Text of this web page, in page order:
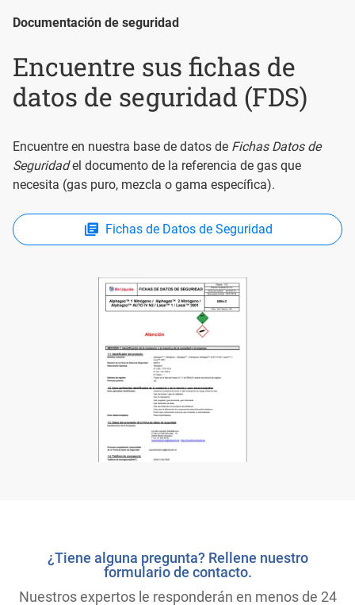
Documentación de seguridad
Encuentre sus fichas de
datos de seguridad (FDS)
Encuentre en nuestra base de datos de Fichas Datos de
Seguridadel documento de la referencia de gas que
necesita (gas puro, mezcla o gama específica).
Fichas de Datos de Seguridad
¿Tiene alguna pregunta? Rellene nuestro
formulario de contacto.
Nuestros expertos le responderán en menos de 24